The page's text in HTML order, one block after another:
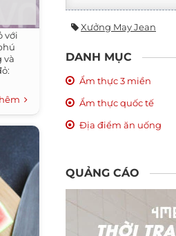
với
và
Xưởng May Jean
DANH MỤC
Ẩm thực 3 miền
Ẩm thực quốc tế
Địa điểm ăn uống
QUẢNG CÁO